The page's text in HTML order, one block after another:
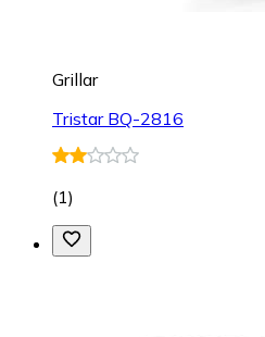
Grillar
Tristar BQ-2816
(1)